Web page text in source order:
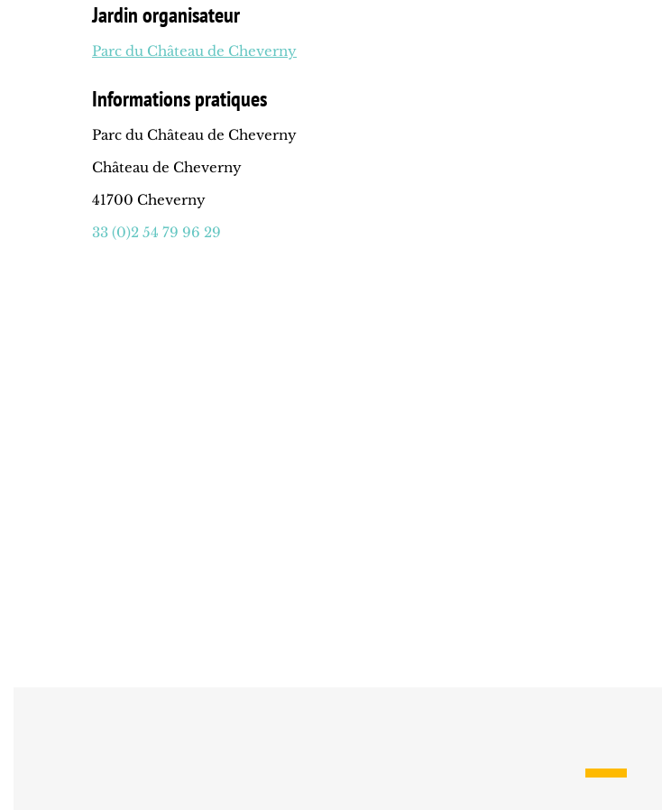
Jardin organisateur
Parc du Château de Cheverny
Informations pratiques
Parc du Château de Cheverny
Château de Cheverny
41700 Cheverny
33 (0)2 54 79 96 29